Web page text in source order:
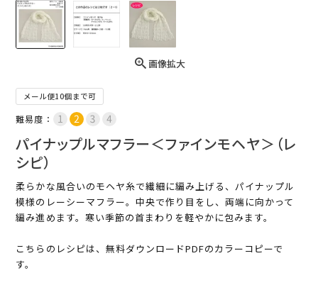
画像拡大
メール便10個まで可
難易度：
パイナップルマフラー＜ファインモヘヤ＞（レ
シピ）
柔らかな風合いのモヘヤ糸で繊細に編み上げる、パイナップル
模様のレーシーマフラー。中央で作り目をし、両端に向かって
編み進めます。寒い季節の首まわりを軽やかに包みます。
こちらのレシピは、無料ダウンロードPDFのカラーコピーで
す。